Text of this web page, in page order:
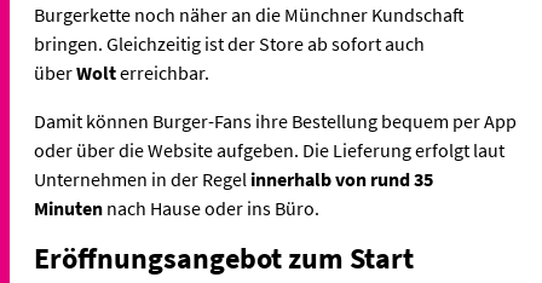
Burgerkette noch näher an die Münchner Kundschaft
bringen. Gleichzeitig ist der Store ab sofort auch
überWolterreichbar.
Damit können Burger-Fans ihre Bestellung bequem per App
oder über die Website aufgeben. Die Lieferung erfolgt laut
Unternehmen in der Regel innerhalb von rund 35
Minuten nach Hause oder ins Büro.
Eröffnungsangebot zum Start